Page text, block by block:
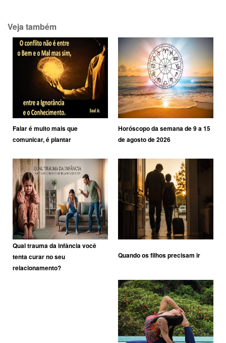
Veja também
Falar é muito mais que
comunicar, é plantar
Horóscopo da semana de 9 a 15
de agosto de 2026
Qual trauma da infância você
tenta curar no seu
relacionamento?
Quando os filhos precisam ir